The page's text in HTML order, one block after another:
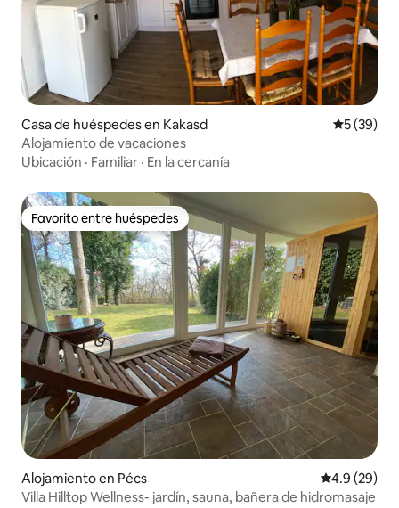
Casa de huéspedes en Kakasd
5 (39)
Alojamiento de vacaciones
Ubicación · Familiar · En la cercanía
Favorito entre huéspedes
Favorito entre huéspedes
Alojamiento en Pécs Calificación
4.9 (29)
Villa Hilltop Wellness- jardín, sauna, bañera de hidromasaje